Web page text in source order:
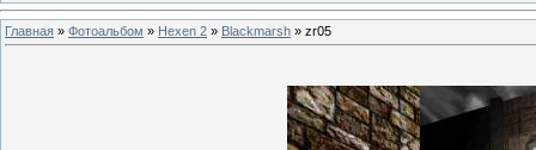
Главная » Фотоальбом » Hexen 2 » Blackmarsh » zr05